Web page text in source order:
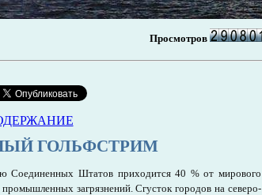
ГОЛЬФСТРИМ
Соединенных Штатов приходится 40 % от мирового
загрязнений. Сгусток городов на северо-